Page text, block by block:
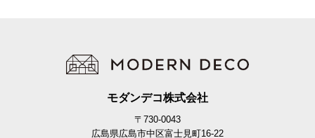
モダンデコ株式会社
〒730-0043
広島県広島市中区富士見町16-22